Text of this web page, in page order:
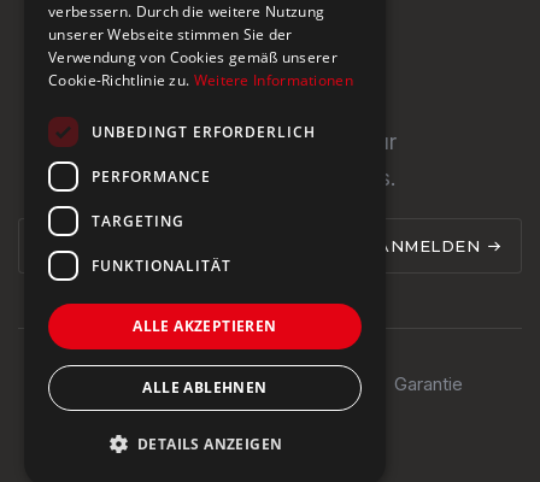
+41 43 433 00 25
Newsletter abonnieren für
Neuigkeiten und Updates.
ANMELDEN
Impressum Datenschutz AGB Garantie
verbessern. Durch die weitere Nutzung
unserer Webseite stimmen Sie der
Verwendung von Cookies gemäß unserer
Cookie-Richtlinie zu. Weitere Informationen
UNBEDINGT ERFORDERLICH
PERFORMANCE
TARGETING
FUNKTIONALITÄT
ALLE AKZEPTIEREN
ALLE ABLEHNEN
DETAILS ANZEIGEN